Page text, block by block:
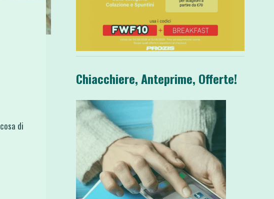
di
Chiacchiere, Anteprime, Offerte!